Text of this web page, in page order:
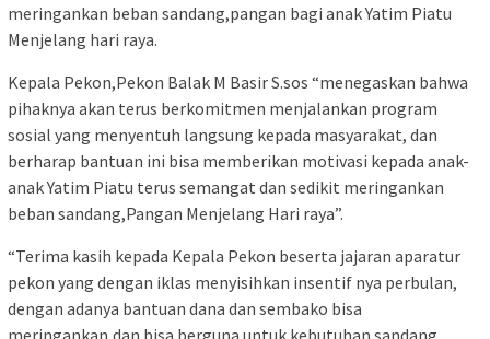
meringankan beban sandang,pangan bagi anak Yatim Piatu
Menjelang hari raya.
Kepala Pekon,Pekon Balak M Basir S.sos “menegaskan bahwa
pihaknya akan terus berkomitmen menjalankan program
sosial yang menyentuh langsung kepada masyarakat, dan
berharap bantuan ini bisa memberikan motivasi kepada anak-
anak Yatim Piatu terus semangat dan sedikit meringankan
beban sandang,Pangan Menjelang Hari raya”.
“Terima kasih kepada Kepala Pekon beserta jajaran aparatur
pekon yang dengan iklas menyisihkan insentif nya perbulan,
dengan adanya bantuan dana dan sembako bisa
meringankan,dan bisa berguna untuk kebutuhan sandang